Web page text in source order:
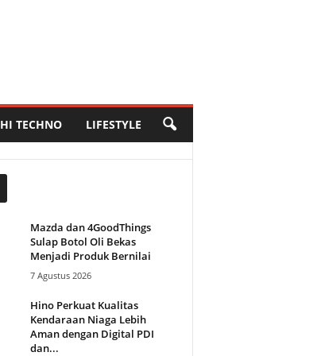
HI TECHNO LIFESTYLE
Mazda dan 4GoodThings
Sulap Botol Oli Bekas
Menjadi Produk Bernilai
7 Agustus 2026
Hino Perkuat Kualitas
Kendaraan Niaga Lebih
Aman dengan Digital PDI
dan...